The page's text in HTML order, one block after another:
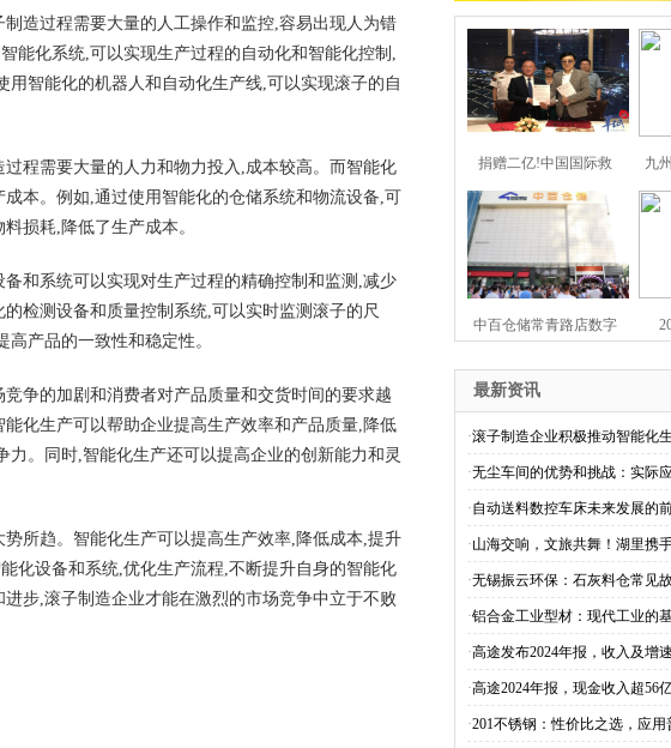
造过程需要大量的人工操作和监控,容易出现人为错
能化系统,可以实现生产过程的自动化和智能化控制,
智能化的机器人和自动化生产线,可以实现滚子的自
程需要大量的人力和物力投入,成本较高。而智能化
本。例如,通过使用智能化的仓储系统和物流设备,可
损耗,降低了生产成本。
和系统可以实现对生产过程的精确控制和监测,减少
检测设备和质量控制系统,可以实时监测滚子的尺
产品的一致性和稳定性。
争的加剧和消费者对产品质量和交货时间的要求越
化生产可以帮助企业提高生产效率和产品质量,降低
。同时,智能化生产还可以提高企业的创新能力和灵
所趋。智能化生产可以提高生产效率,降低成本,提升
化设备和系统,优化生产流程,不断提升自身的智能化
步,滚子制造企业才能在激烈的市场竞争中立于不败
捐赠二亿!中国国际救 九
中百仓储常青路店数字
最新资讯
·滚子制造企业积极推动智能化
·无尘车间的优势和挑战：实际
·自动送料数控车床未来发展的
·山海交响，文旅共舞！湖里携
·无锡振云环保：石灰料仓常见
·铝合金工业型材：现代工业的
·高途发布2024年报，收入及增
·高途2024年报，现金收入超56
·201不锈钢：性价比之选，应